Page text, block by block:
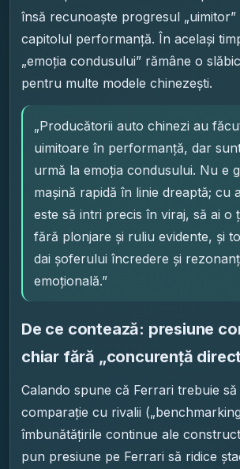
însă recunoaște progresul
capitolul performanță. În același
„emoția condusului” rămâne o
pentru multe modele chinezești.
„Producătorii auto chinezi au
uimitoare în performanță, dar
urmă la emoția condusului. Nu e
mașină rapidă în linie dreaptă; cu
este să intri precis în viraj, să ai o
fără plonjare și ruliu evidente, și
dai șoferului încredere și
emoțională.”
De ce contează: presiune
chiar fără „concurență
Calando spune că Ferrari trebuie
comparație cu rivalii
îmbunătățirile continue ale
pun presiune pe Ferrari să ridice